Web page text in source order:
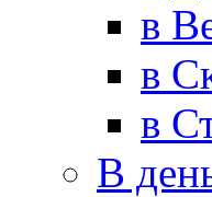
в
в
в
В